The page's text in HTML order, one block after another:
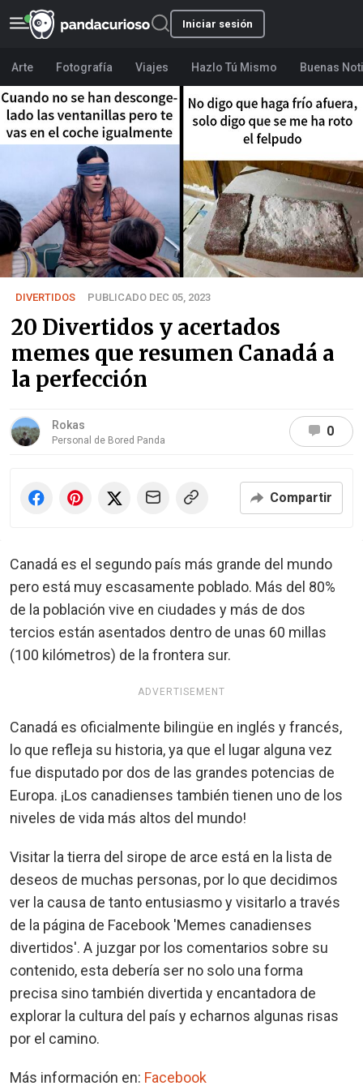
Iniciar sesión
Arte Fotografía Viajes Hazlo Tú Mismo Buenas
DIVERTIDOS PUBLICADO DEC 05, 2023
20 Divertidos y acertados
memes que resumen Canadá a
la perfección
Rokas
Personal de Bored Panda
0
Compartir
Canadá es el segundo país más grande del mundo
pero está muy escasamente poblado. Más del 80%
de la población vive en ciudades y más de dos
tercios están asentados dentro de unas 60 millas
(100 kilómetros) de la frontera sur.
ADVERTISEMENT
Canadá es oficialmente bilingüe en inglés y francés,
lo que refleja su historia, ya que el lugar alguna vez
fue disputado por dos de las grandes potencias de
Europa. ¡Los canadienses también tienen uno de los
niveles de vida más altos del mundo!
Visitar la tierra del sirope de arce está en la lista de
deseos de muchas personas, por lo que decidimos
ver la causa de tanto entusiasmo y visitarlo a través
de la página de Facebook 'Memes canadienses
divertidos'. A juzgar por los comentarios sobre su
contenido, esta debería ser no solo una forma
precisa sino también divertida y encantadora de
explorar la cultura del país y echarnos algunas risas
por el camino.
Más información en: Facebook